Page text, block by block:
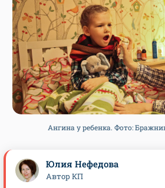
Ангина у ребенка. Фото:
Юлия Нефедова
Автор КП